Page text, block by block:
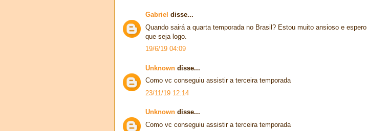
Gabriel disse...
Quando sairá a quarta temporada no Brasil? Estou muito ansioso e espero
que seja logo.
19/6/19 04:09
Unknown disse...
Como vc conseguiu assistir a terceira temporada
23/11/19 12:14
Unknown disse...
Como vc conseguiu assistir a terceira temporada